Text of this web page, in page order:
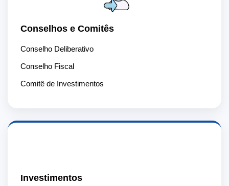
Conselhos e Comitês
Conselho Deliberativo
Conselho Fiscal
Comitê de Investimentos
Investimentos